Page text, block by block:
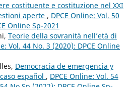
costituente e costituzione nel XXI
aperte , DPCE Online: Vol. 50
Online Sp-2021
Teorie della sovranità nell’età di
Vol. 44 No. 3 (2020): DPCE Online
Democracia de emergencia y
español , DPCE Online: Vol. 54